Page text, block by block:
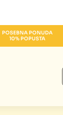
POSEBNA PONUDA
10% POPUSTA